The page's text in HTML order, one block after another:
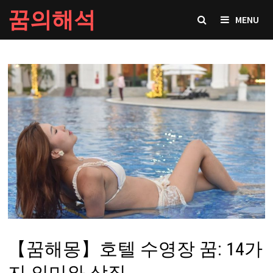
Skip
to
content
꿈의해석 MENU
【꿈해몽】호텔 수영장 꿈: 14가